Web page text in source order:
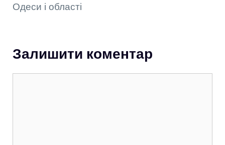
Одеси і області
Залишити коментар